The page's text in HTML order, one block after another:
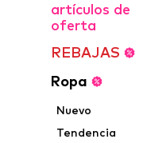
artículos de
oferta
REBAJAS
Ropa
Nuevo
Tendencia